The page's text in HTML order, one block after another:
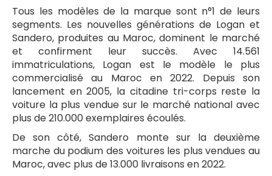
Tous les modèles de la marque sont n°1 de leurs
segments. Les nouvelles générations de Logan et
Sandero, produites au Maroc, dominent le marché
et confirment leur succès. Avec 14.561
immatriculations, Logan est le modèle le plus
commercialisé au Maroc en 2022. Depuis son
lancement en 2005, la citadine tri-corps reste la
voiture la plus vendue sur le marché national avec
plus de 210.000 exemplaires écoulés.
De son côté, Sandero monte sur la deuxième
marche du podium des voitures les plus vendues au
Maroc, avec plus de 13.000 livraisons en 2022.